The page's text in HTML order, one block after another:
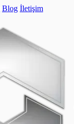
Blog İletişim